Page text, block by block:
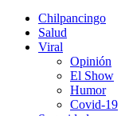
Chilpancingo
Salud
Viral
Opinión
El Show
Humor
Covid-19